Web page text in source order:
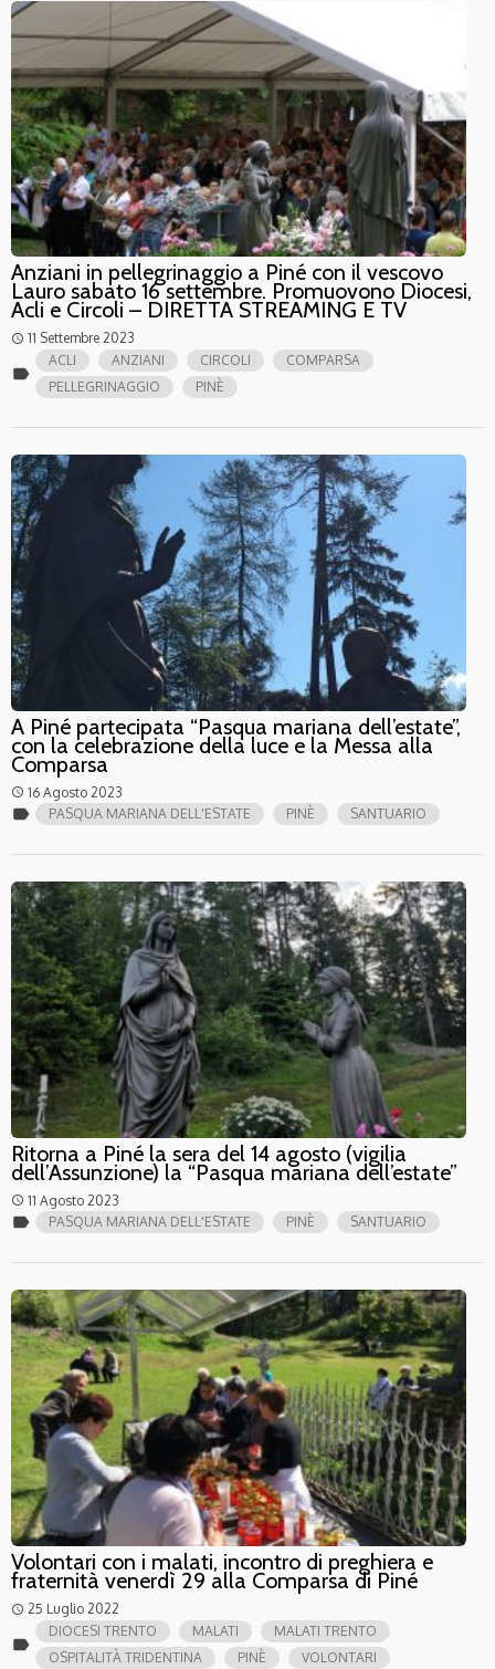
Anziani in pellegrinaggio a Piné con il vescovo
Lauro sabato 16 settembre. Promuovono Diocesi,
Acli e Circoli – DIRETTA STREAMING E TV
access_time 11 Settembre 2023
label
ACLI ANZIANI CIRCOLI
COMPARSA
PELLEGRINAGGIO
PINÈ
A Piné partecipata “Pasqua mariana dell’estate”,
con la celebrazione della luce e la Messa alla
Comparsa
access_time 16 Agosto 2023
label PASQUA MARIANA DELL'ESTATE PINÈ SANTUARIO
Ritorna a Piné la sera del 14 agosto (vigilia
dell’Assunzione) la “Pasqua mariana dell’estate”
access_time 11 Agosto 2023
label PASQUA MARIANA DELL'ESTATE PINÈ SANTUARIO
Volontari con i malati, incontro di preghiera e
fraternità venerdì 29 alla Comparsa di Piné
access_time 25 Luglio 2022
label
DIOCESI TRENTO MALATI
MALATI TRENTO
OSPITALITÀ TRIDENTINA
PINÈ VOLONTARI